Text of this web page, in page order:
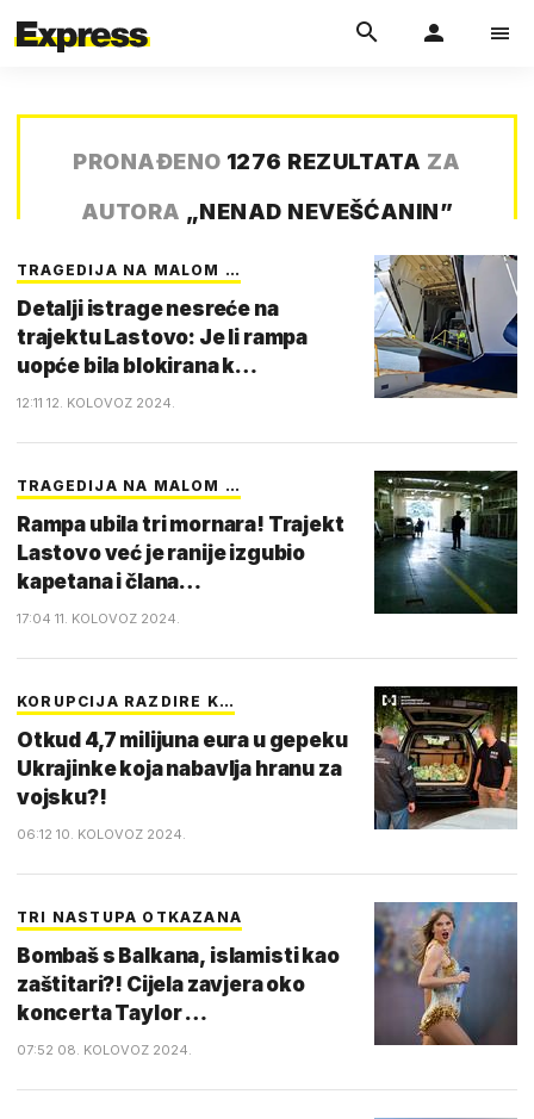
PRONAĐENO 1276 REZULTATA ZA
AUTORA „NENAD NEVEŠĆANIN”
TRAGEDIJA NA MALOM …
Detalji istrage nesreće na
trajektu Lastovo: Je li rampa
uopće bila blokirana k…
12:11 12. KOLOVOZ 2024.
TRAGEDIJA NA MALOM …
Rampa ubila tri mornara! Trajekt
Lastovo već je ranije izgubio
kapetana i člana…
17:04 11. KOLOVOZ 2024.
KORUPCIJA RAZDIRE K…
Otkud 4,7 milijuna eura u gepeku
Ukrajinke koja nabavlja hranu za
vojsku?!
06:12 10. KOLOVOZ 2024.
TRI NASTUPA OTKAZANA
Bombaš s Balkana, islamisti kao
zaštitari?! Cijela zavjera oko
koncerta Taylor …
07:52 08. KOLOVOZ 2024.